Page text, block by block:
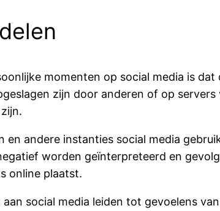
momenten op social media is
zijn door anderen of op
en andere instanties social media
worden geïnterpreteerd en
online plaatst.
social media leiden tot gevoelens